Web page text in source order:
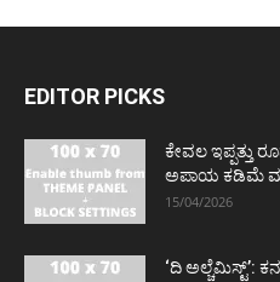
EDITOR PICKS
ಕೇವಲ ಇಪ್ಪತ್ತು
ಅಪಾಯ ಕಡಿಮೆ
15/04/2026
‘ದಿ ಅಲ್ಚೆಮಿಸ್ಟ್’: